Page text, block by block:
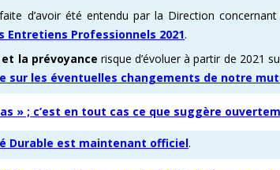
d’avoir été entendu par la Direction
Entretiens Professionnels 2021.
la prévoyance risque d’évoluer à partir de 2021
sur les éventuelles changements de notre
» ; c’est en tout cas ce que suggère
Durable est maintenant officiel.